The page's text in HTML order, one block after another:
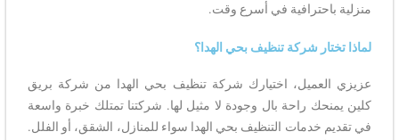
منزلية باحترافية في أسرع وقت.
لماذا تختار شركة تنظيف بحي الهدا؟
عزيزي العميل، اختيارك شركة تنظيف بحي الهدا من شركة بريق
كلين يمنحك راحة بال وجودة لا مثيل لها. شركتنا تمتلك خبرة واسعة
في تقديم خدمات التنظيف بحي الهدا سواء للمنازل، الشقق، أو الفلل.